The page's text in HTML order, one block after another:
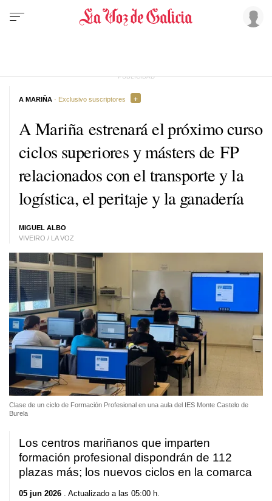
A Mariña estrenará el próximo curso
ciclos superiores y másters de FP
relacionados con el transporte y la
logística, el peritaje y la ganadería
MIGUEL ALBO
VIVEIRO / LA VOZ
A MARIÑA · Exclusivo suscriptores
Clase de un ciclo de Formación Profesional en una aula del IES Monte Castelo de
Burela
Los centros mariñanos que imparten
formación profesional dispondrán de 112
plazas más; los nuevos ciclos en la comarca
05 jun 2026 . Actualizado a las 05:00 h.